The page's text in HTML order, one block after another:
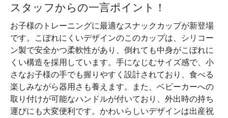
スタッフからの一言ポイント！
お子様のトレーニングに最適なスナックカップが新登場
です。こぼれにくいデザインのこのカップは、シリコー
ン製で安全かつ柔軟性があり、倒れても中身がこぼれに
くい構造を採用しています。手になじむサイズ感で、小
さなお子様の手でも握りやすく設計されており、食べる
楽しみながら器用さも養えます。また、ベビーカーへの
取り付けが可能なハンドルが付いており、外出時の持ち
運びにも大変便利です。かわいらしいデザインは出産祝